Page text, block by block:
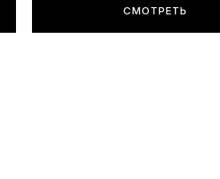
СМОТРЕТЬ